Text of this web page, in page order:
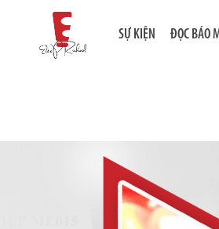
SỰ KIỆN ĐỌC BÁO